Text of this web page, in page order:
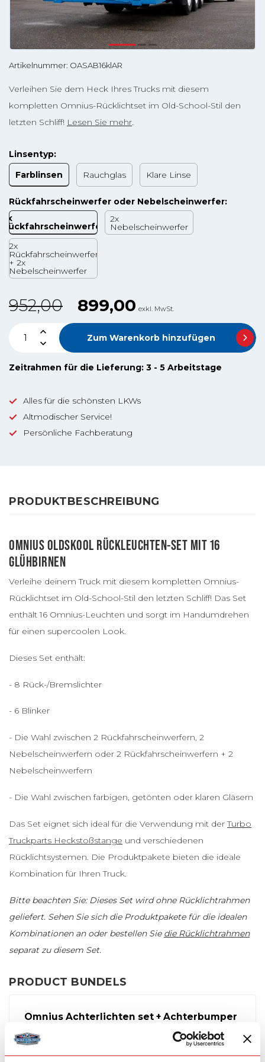
Artikelnummer: OASAB16klAR
Verleihen Sie dem Heck Ihres Trucks mit diesem
kompletten Omnius-Rücklichtset im Old-School-Stil den
letzten Schliff! Lesen Sie mehr.
Linsentyp:
Farblinsen
Rauchglas Klare Linse
Rückfahrscheinwerfer oder Nebelscheinwerfer:
2x
Rückfahrscheinwerfer
2x
Nebelscheinwerfer
2x
Rückfahrscheinwerfer
+ 2x
Nebelscheinwerfer
952,00 899,00 exkl. MwSt.
Zum Warenkorb hinzufügen
Zeitrahmen für die Lieferung: 3 - 5 Arbeitstage
Alles für die schönsten LKWs
Altmodischer Service!
Persönliche Fachberatung
PRODUKTBESCHREIBUNG
OMNIUS OLDSKOOL RÜCKLEUCHTEN-SET MIT 16
GLÜHBIRNEN
Verleihe deinem Truck mit diesem kompletten Omnius-
Rücklichtset im Old-School-Stil den letzten Schliff! Das Set
enthält 16 Omnius-Leuchten und sorgt im Handumdrehen
für einen supercoolen Look.
Dieses Set enthält:
- 8 Rück-/Bremslichter
- 6 Blinker
- Die Wahl zwischen 2 Rückfahrscheinwerfern, 2
Nebelscheinwerfern oder 2 Rückfahrscheinwerfern + 2
Nebelscheinwerfern
- Die Wahl zwischen farbigen, getönten oder klaren Gläsern
Das Set eignet sich ideal für die Verwendung mit derTurbo
Truckparts Heckstoßstange und verschiedenen
Rücklichtsystemen. Die Produktpakete bieten die ideale
Kombination für Ihren Truck.
Bitte beachten Sie: Dieses Set wird ohne Rücklichtrahmen
geliefert. Sehen Sie sich die Produktpakete für die idealen
Kombinationen an oder bestellen Sie die Rücklichtrahmen
separat zu diesem Set.
PRODUCT BUNDELS
Omnius Achterlichten set + Achterbumper
+ Frames
Oldskool Rücklicht-Set, 16 Lampen
TTP Frame
Heckstoßstange mit Halterungen (Edelstahl) + 4 x Dünner